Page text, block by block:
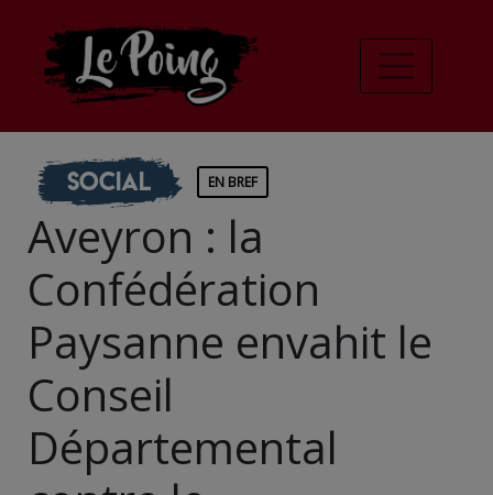
Social EN BREF
Aveyron : la
Confédération
Paysanne envahit le
Conseil
Départemental